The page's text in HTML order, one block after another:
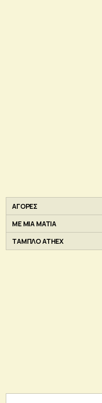
ΑΓΟΡΕΣ
ΜΕ ΜΙΑ ΜΑΤΙΑ
ΤΑΜΠΛΟ ATHEX